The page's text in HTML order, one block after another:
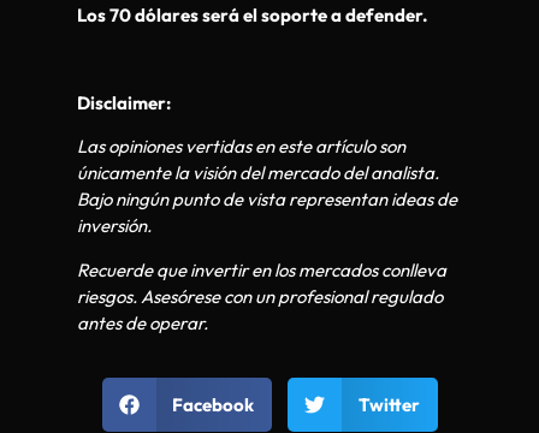
Los 70 dólares será el soporte a defender.
Disclaimer:
Las opiniones vertidas en este artículo son
únicamente la visión del mercado del analista.
Bajo ningún punto de vista representan ideas de
inversión.
Recuerde que invertir en los mercados conlleva
riesgos. Asesórese con un profesional regulado
antes de operar.
Facebook Twitter